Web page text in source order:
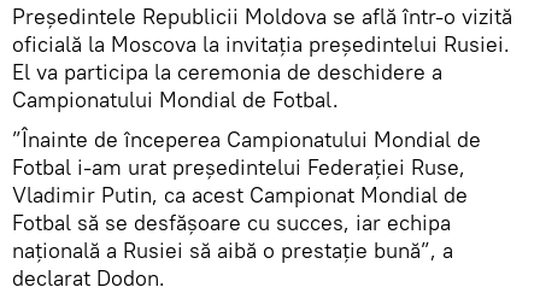
Președintele Republicii Moldova se află într-o vizită
oficială la Moscova la invitația președintelui Rusiei.
El va participa la ceremonia de deschidere a
Campionatului Mondial de Fotbal.
”Înainte de începerea Campionatului Mondial de
Fotbal i-am urat președintelui Federației Ruse,
Vladimir Putin, ca acest Campionat Mondial de
Fotbal să se desfășoare cu succes, iar echipa
națională a Rusiei să aibă o prestație bună”, a
declarat Dodon.